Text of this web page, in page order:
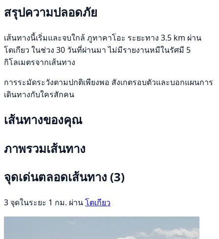
สรุปความปลอดภัย
เส้นทางนี้เริ่มและจบใกล้ ภูทาคาโอะ ระยะทาง 3.5 km ผ่าน
โตเกียว ในช่วง 30 วันที่ผ่านมา ไม่มีรายงานหมีในรัศมี 5
กิโลเมตรจากเส้นทาง
การระมัดระวังตามปกติเพียงพอ สังเกตรอบตัวและบอกแผนการ
เดินทางกับใครสักคน
เส้นทางของคุณ
ภาพรวมเส้นทาง
จุดเด่นตลอดเส้นทาง (3)
3 จุดในระยะ 1 กม. ผ่านโตเกียว